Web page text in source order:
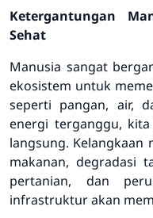
Ketergantungan
Sehat
Manusia sangat
ekosistem untuk
seperti pangan, air,
energi terganggu,
langsung. Kelangkaan
makanan, degradasi
pertanian, dan
infrastruktur akan